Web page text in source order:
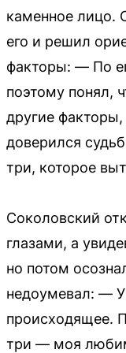
каменное лицо.
его и решил
факторы: — По
поэтому понял,
другие
доверился
три, которое
Соколовский
глазами, а
но потом
недоумевал: —
происходящее.
три — моя